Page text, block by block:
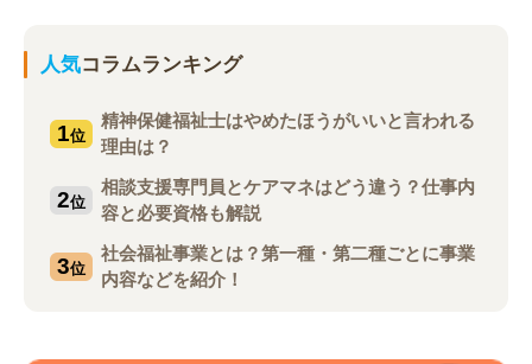
人気コラムランキング
1位
精神保健福祉士はやめたほうがいいと言われる
理由は？
2位
相談支援専門員とケアマネはどう違う？仕事内
容と必要資格も解説
3位
社会福祉事業とは？第一種・第二種ごとに事業
内容などを紹介！